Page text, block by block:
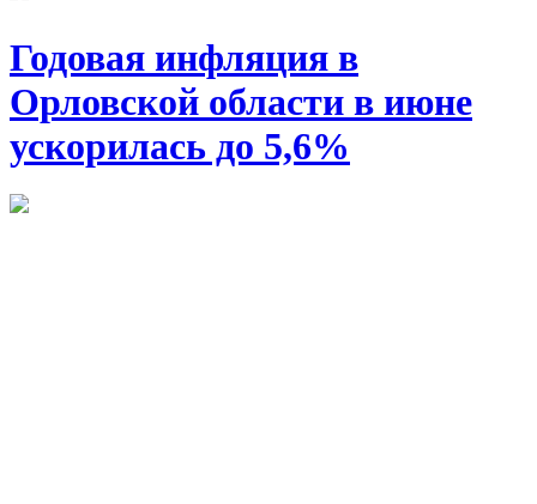
Годовая инфляция в
Орловской области в июне
ускорилась до 5,6%